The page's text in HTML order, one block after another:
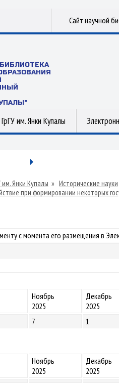
Сайт научной
им. Янки Купалы
им. Янки Купалы » Исторические науки
при формировании некоторых
с момента его размещения в
Ноябрь
2025
Декабрь
2025
7 1
Ноябрь
2025
Декабрь
2025